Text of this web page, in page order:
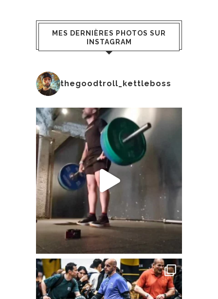
MES DERNIÈRES PHOTOS SUR
INSTAGRAM
thegoodtroll_kettleboss